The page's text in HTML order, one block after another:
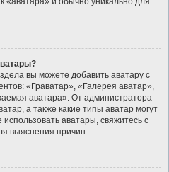
вы можете добавить аватару с
«Граватар», «Галерея аватар»,
аватара». От администратора
а также какие типы аватар могут
аватары, свяжитесь с
выяснения причин.